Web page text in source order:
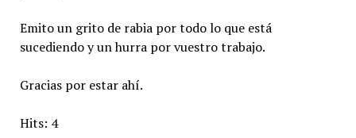
Emito un grito de rabia por todo lo que está
sucediendo y un hurra por vuestro trabajo.
Gracias por estar ahí.
Hits: 4